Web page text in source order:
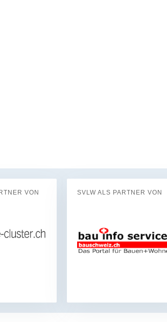
VON SVLW ALS PARTNER VON